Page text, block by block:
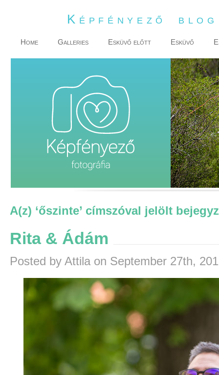
Képfényező
Home Galleries Esküvő előtt Esküvő
A(z) ‘őszinte’ címszóval jelölt
Rita & Ádám
Posted by Attila on September 27th,